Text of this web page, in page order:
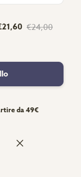
€24,00
da 49€